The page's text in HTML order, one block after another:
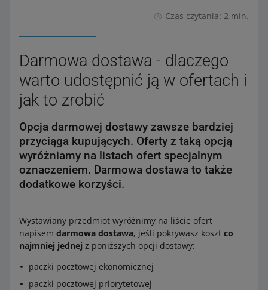
Czas czytania: 2 min.
Darmowa dostawa - dlaczego
warto udostępnić ją w ofertach i
jak to zrobić
Opcja darmowej dostawy zawsze bardziej
przyciąga kupujących. Oferty z taką opcją
wyróżniamy na listach ofert specjalnym
oznaczeniem. Darmowa dostawa to także
dodatkowe korzyści.
Wystawiany przedmiot wyróżnimy na liście ofert
napisem darmowa dostawa, jeśli pokrywasz koszt co
najmniej jednej z poniższych opcji dostawy:
paczki pocztowej ekonomicznej
paczki pocztowej priorytetowej